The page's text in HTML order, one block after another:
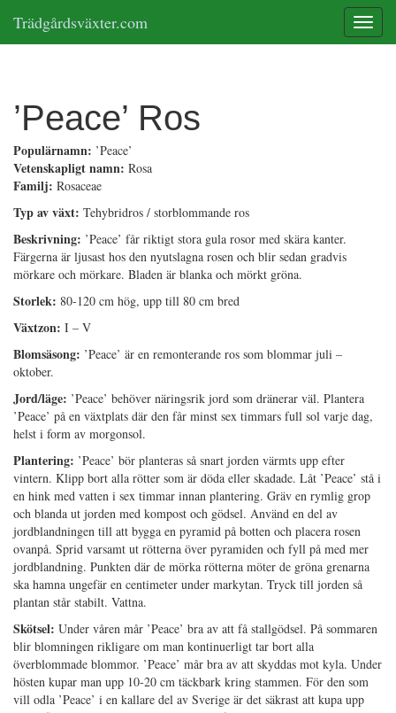
Trädgårdsväxter.com
’Peace’ Ros
Populärnamn: ’Peace’
Vetenskapligt namn: Rosa
Familj: Rosaceae
Typ av växt: Tehybridros / storblommande ros
Beskrivning: ’Peace’ får riktigt stora gula rosor med skära kanter.
Färgerna är ljusast hos den nyutslagna rosen och blir sedan gradvis
mörkare och mörkare. Bladen är blanka och mörkt gröna.
Storlek: 80-120 cm hög, upp till 80 cm bred
Växtzon: I – V
Blomsäsong: ’Peace’ är en remonterande ros som blommar juli –
oktober.
Jord/läge: ’Peace’ behöver näringsrik jord som dränerar väl. Plantera
’Peace’ på en växtplats där den får minst sex timmars full sol varje dag,
helst i form av morgonsol.
Plantering: ’Peace’ bör planteras så snart jorden värmts upp efter
vintern. Klipp bort alla rötter som är döda eller skadade. Låt ’Peace’ stå i
en hink med vatten i sex timmar innan plantering. Gräv en rymlig grop
och blanda ut jorden med kompost och gödsel. Använd en del av
jordblandningen till att bygga en pyramid på botten och placera rosen
ovanpå. Sprid varsamt ut rötterna över pyramiden och fyll på med mer
jordblandning. Punkten där de mörka rötterna möter de gröna grenarna
ska hamna ungefär en centimeter under markytan. Tryck till jorden så
plantan står stabilt. Vattna.
Skötsel: Under våren mår ’Peace’ bra av att få stallgödsel. På sommaren
blir blomningen rikligare om man kontinuerligt tar bort alla
överblommade blommor. ’Peace’ mår bra av att skyddas mot kyla. Under
hösten kupar man upp 10-20 cm täckbark kring stammen. För den som
vill odla ’Peace’ i en kallare del av Sverige är det säkrast att kupa upp